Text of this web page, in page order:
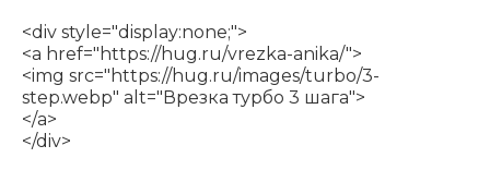
<div style="display:none;">
<a href=" https://hug.ru/vrezka-anika/">
<img src=" https://hug.ru/images/turbo/3-
step.webp" alt="Врезка турбо 3 шага">
</a>
</div>